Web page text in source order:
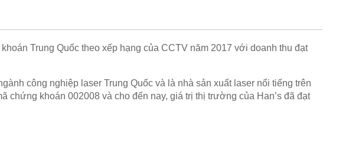
Trung Quốc theo xếp hạng của CCTV năm 2017 với doanh thu đạt
công nghiệp laser Trung Quốc và là nhà sản xuất laser nổi tiếng trên
khoán 002008 và cho đến nay, giá trị thị trường của Han’s đã đạt